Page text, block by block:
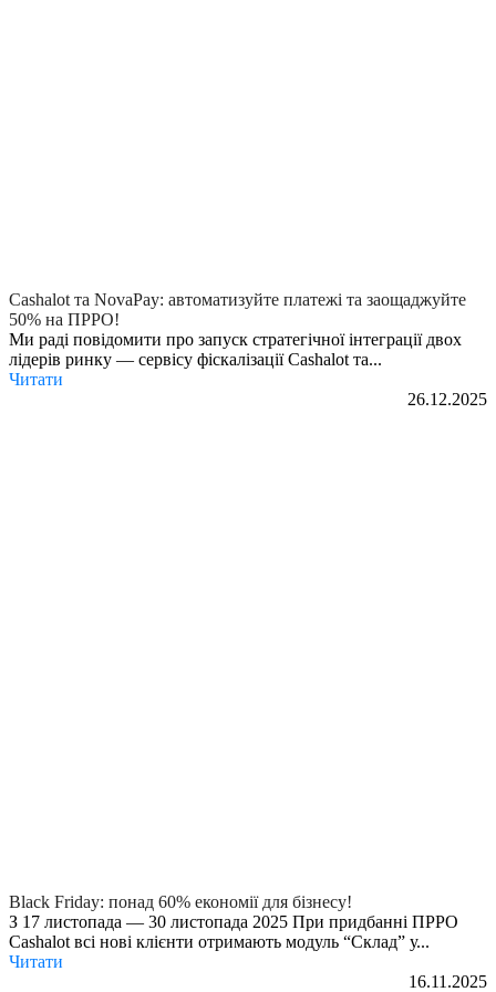
Cashalot та NovaPay: автоматизуйте платежі та заощаджуйте
50% на ПРРО!
Ми раді повідомити про запуск стратегічної інтеграції двох
лідерів ринку — сервісу фіскалізації Cashalot та...
Читати
26.12.2025
Black Friday: понад 60% економії для бізнесу!
З 17 листопада — 30 листопада 2025 При придбанні ПРРО
Cashalot всі нові клієнти отримають модуль “Склад” у...
Читати
16.11.2025